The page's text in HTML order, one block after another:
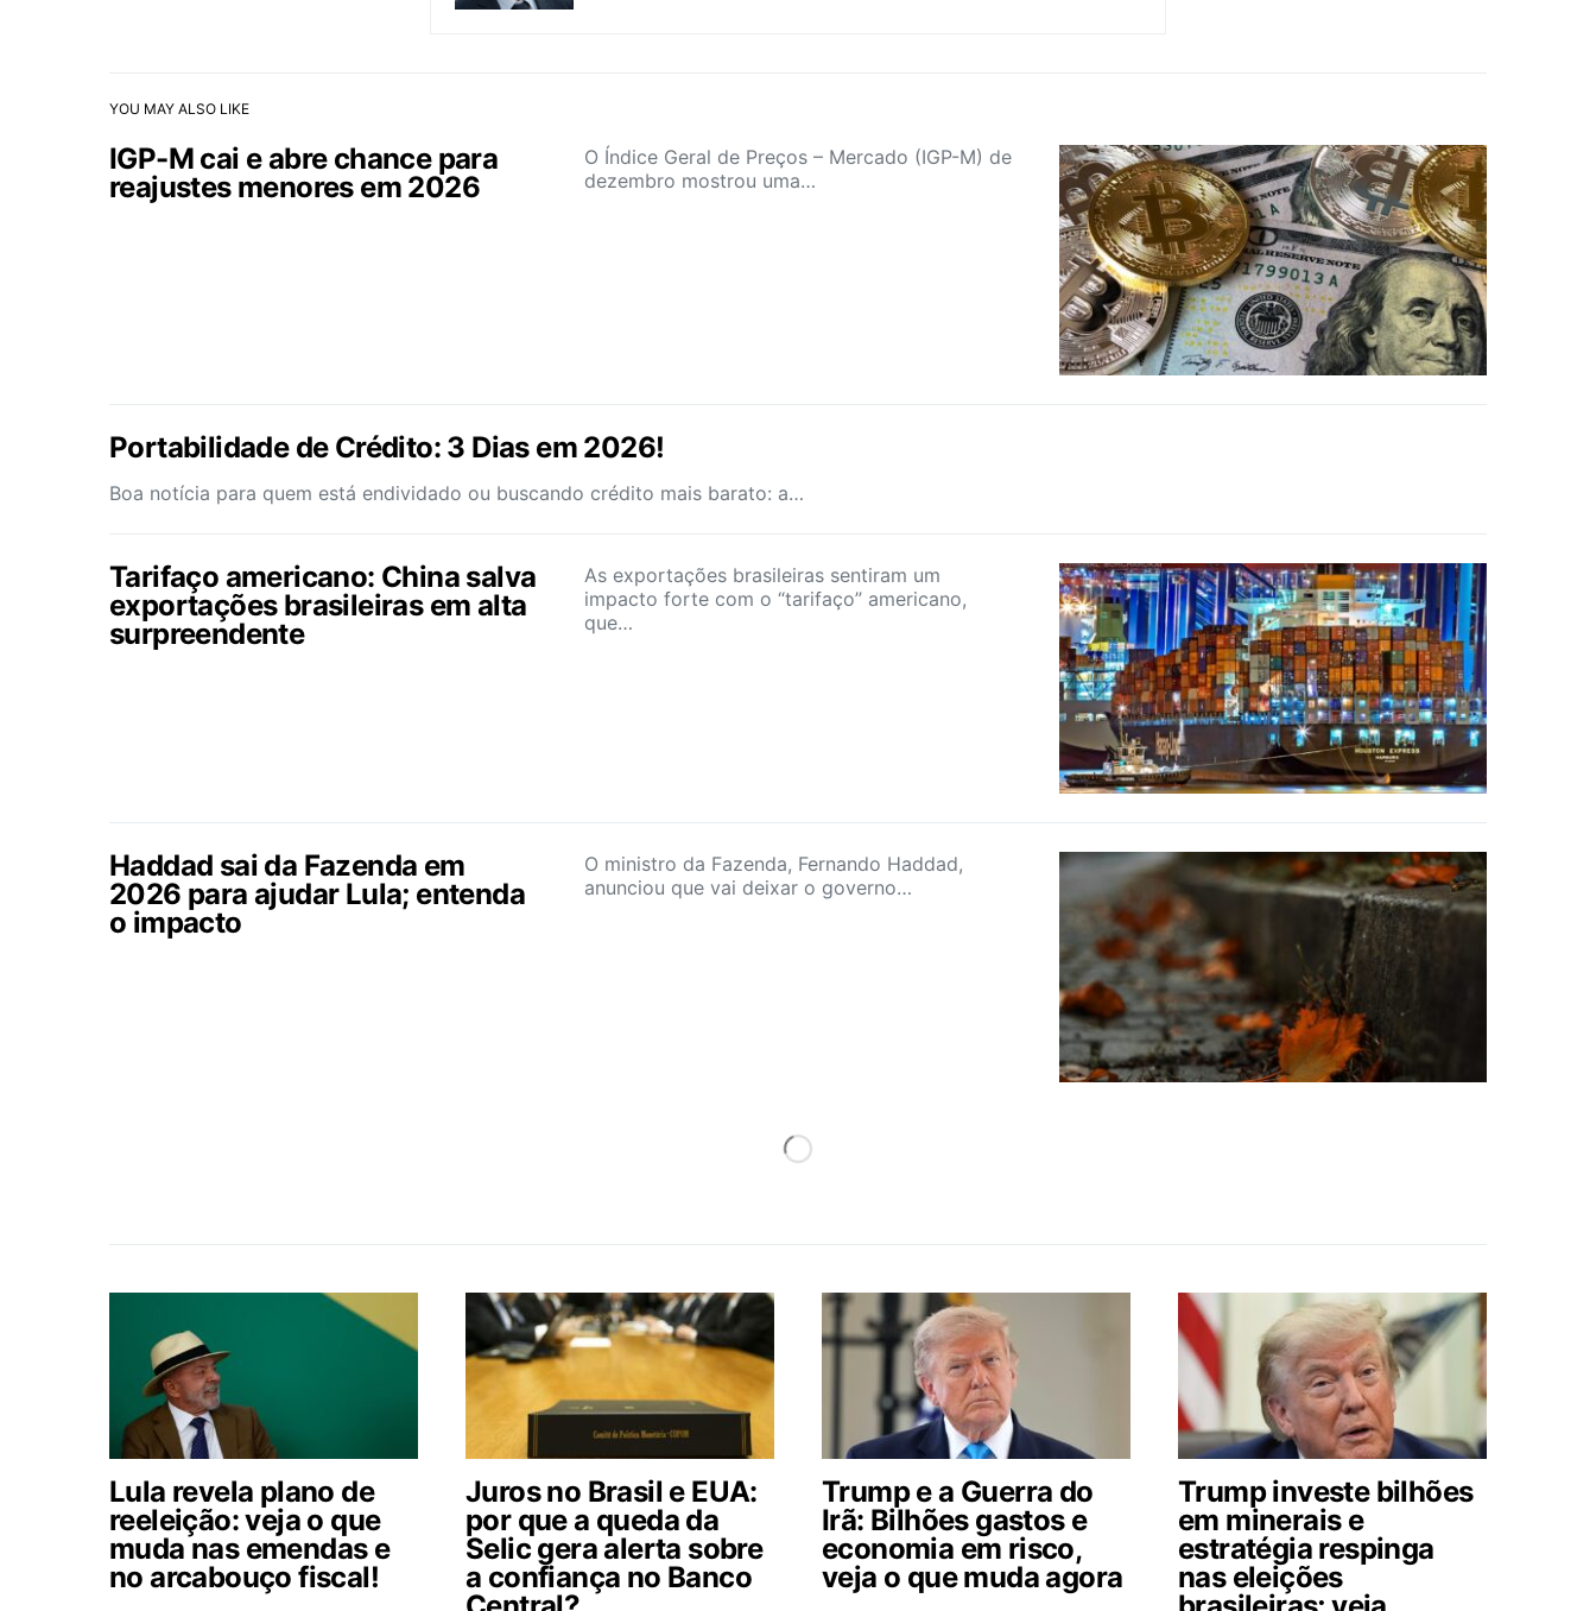
YOU MAY ALSO LIKE
IGP-M cai e abre chance para
reajustes menores em 2026
O Índice Geral de Preços – Mercado (IGP-M) de
dezembro mostrou uma…
Portabilidade de Crédito: 3 Dias em 2026!
Boa notícia para quem está endividado ou buscando crédito mais barato: a…
Tarifaço americano: China salva
exportações brasileiras em alta
surpreendente
As exportações brasileiras sentiram um
impacto forte com o “tarifaço” americano,
que…
Haddad sai da Fazenda em
2026 para ajudar Lula; entenda
o impacto
O ministro da Fazenda, Fernando Haddad,
anunciou que vai deixar o governo…
Lula revela plano de
reeleição: veja o que
muda nas emendas e
no arcabouço fiscal!
Juros no Brasil e EUA:
por que a queda da
Selic gera alerta sobre
a confiança no Banco
Trump e a Guerra do
Irã: Bilhões gastos e
economia em risco,
veja o que muda agora
Trump investe bilhões
em minerais e
estratégia respinga
nas eleições